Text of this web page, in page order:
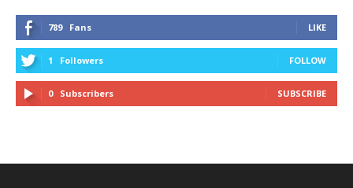
789 Fans LIKE
1 Followers FOLLOW
0 Subscribers SUBSCRIBE